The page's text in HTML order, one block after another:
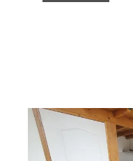
GRAULHET 81
20 m
, 1 pièce
Ref : 14007